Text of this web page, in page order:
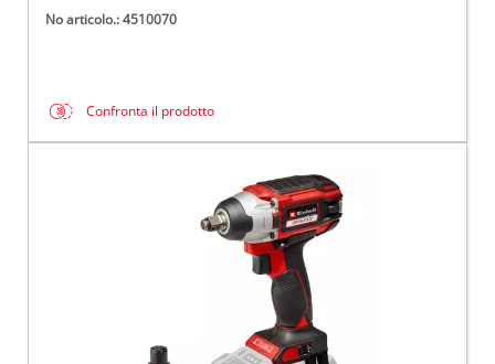
No articolo.: 4510070
Confronta il prodotto